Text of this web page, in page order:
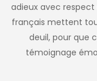
adieux avec respect
français mettent
deuil, pour que
témoignage